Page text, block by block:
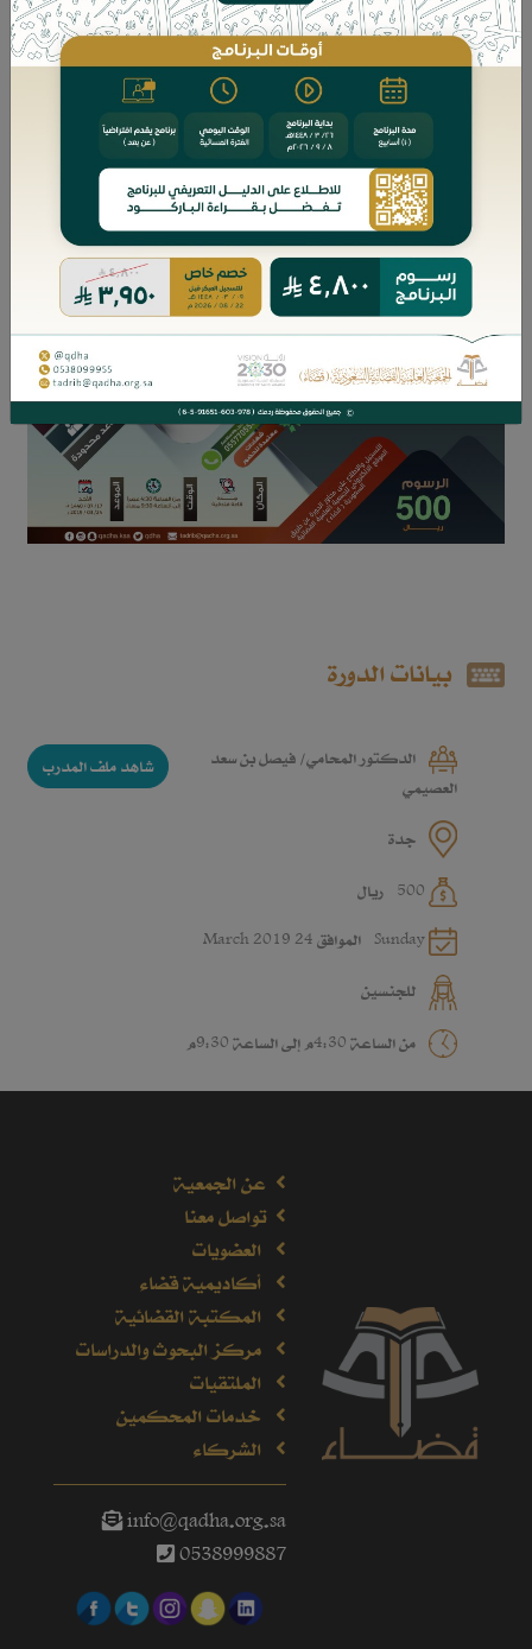
محاور الدورة
• تعريف القرار الإداري وأنواعه.
• المدد النظامية للتظلم من القرارات الإدارية.
• الإجراءات القضائية للتظلم من القرارات الإدارية.
• وقف تنفيذ القرار الإداري.
• الفرق بين إلغاء وسحب القرار الإداري.
بيانات الدورة
الدكتور المحامي/ فيصل بن سعد
العصيمي
شاهد ملف المدرب
جدة
500 ريال
Sunday الموافق 24 March 2019
للجنسين
من الساعة 4:30م إلى الساعة 9:30م
عن الجمعية
تواصل معنا
العضويات
أكاديمية قضاء
المكتبة القضائية
مركز البحوث والدراسات
الملتقيات
خدمات المحكمين
الشركاء
info@qadha.org.sa
0538999887